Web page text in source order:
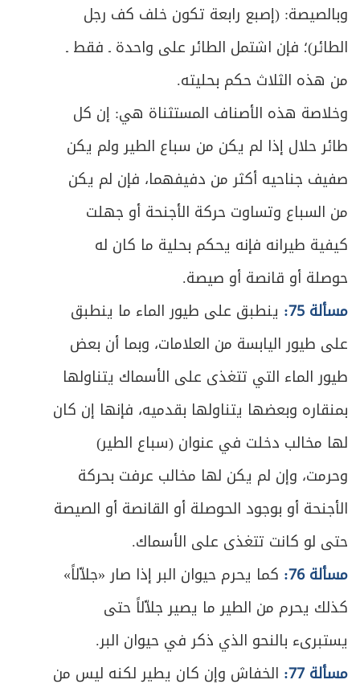
وبالصيصة: (إصبع رابعة تكون خلف كف رجل
الطائر)؛ فإن اشتمل الطائر على واحدة ـ فقط ـ
من هذه الثلاث حكم بحليته.
وخلاصة هذه الأصناف المستثناة هي: إن كل
طائر حلال إذا لم يكن من سباع الطير ولم يكن
صفيف جناحيه أكثر من دفيفهما، فإن لم يكن
من السباع وتساوت حركة الأجنحة أو جهلت
كيفية طيرانه فإنه يحكم بحلية ما كان له
حوصلة أو قانصة أو صيصة.
مسألة 75:
ينطبق على طيور الماء ما ينطبق
على طيور اليابسة من العلامات، وبما أن بعض
طيور الماء التي تتغذى على الأسماك يتناولها
بمنقاره وبعضها يتناولها بقدميه، فإنها إن كان
لها مخالب دخلت في عنوان (سباع الطير)
وحرمت، وإن لم يكن لها مخالب عرفت بحركة
الأجنحة أو بوجود الحوصلة أو القانصة أو الصيصة
حتى لو كانت تتغذى على الأسماك.
مسألة 76:
كما يحرم حيوان البر إذا صار «جلاّلاً»
كذلك يحرم من الطير ما يصير جلاّلاً حتى
يستبرىء بالنحو الذي ذكر في حيوان البر.
مسألة 77:
الخفاش وإن كان يطير لكنه ليس من
ص
508 المطلب الأول ـ في بيع الثمرة قبل ظهورها
ص513 المطلب الثاني ـ في ما تباع به الثمرة
515 المبحث الثاني ـ في بيع الحيوان
ص
517 المبحث الثالث ـ في بيع السلف
ص
525 الفصل الثالث في الثمن
ص
527 المبحث الأول ـ في مقدار الثمن
ص530 المبحث الثاني ـ في ربا المعاملة
544 المبحث الثالث ـ في النقد والنسيئة
ص
548 الباب الثاني: في الصلح
ص
549 المبحث الأول ـ في صيغة الصلح وخصائصه
551 المبحث الثاني ـ في موارد الصلح